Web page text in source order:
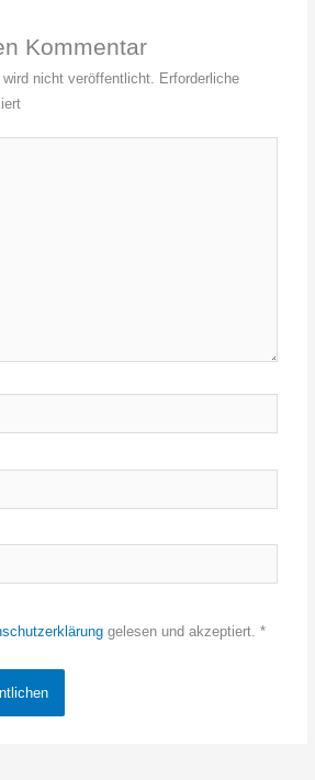
Kommentar
nicht veröffentlicht. Erforderliche
gelesen und akzeptiert. *